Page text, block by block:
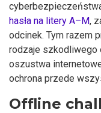
hasła na litery A–M,
odcinek. Tym razem
rodzaje szkodliwego
oszustwa
ochrona przede
Offline